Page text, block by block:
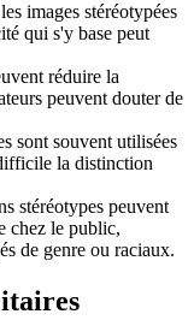
images stéréotypées
qui s'y base peut
réduire la
peuvent douter de
sont souvent utilisées
la distinction
stéréotypes peuvent
chez le public,
de genre ou raciaux.